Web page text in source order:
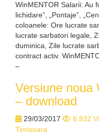
WinMENTOR Salarii: Au
lichidare”, „Pontaje”,
coloanele: Ore lucrate
lucrate sarbatori legale,
duminica, Zile lucrate
contract activ.
–
Versiune noua
– download
29/03/2017 8,832
Timisoara